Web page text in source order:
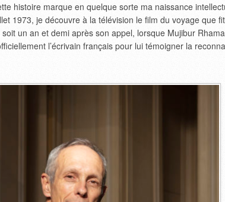
histoire marque en quelque sorte ma naissance
1973, je découvre à la télévision le film du voyage que
un an et demi après son appel, lorsque Mujibur
l’écrivain français pour lui témoigner la